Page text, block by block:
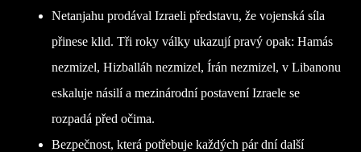
Netanjahu prodával Izraeli představu, že vojenská síla
přinese klid. Tři roky války ukazují pravý opak: Hamás
nezmizel, Hizballáh nezmizel, Írán nezmizel, v Libanonu
eskaluje násilí a mezinárodní postavení Izraele se
rozpadá před očima.
Bezpečnost, která potřebuje každých pár dní další